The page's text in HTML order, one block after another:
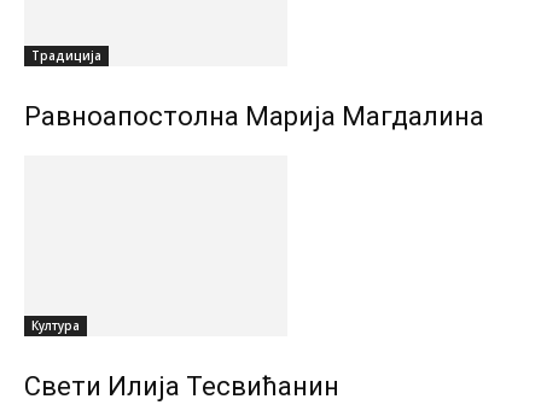
Традиција
Равноапостолна Марија Магдалина
Култура
Свети Илија Тесвићанин